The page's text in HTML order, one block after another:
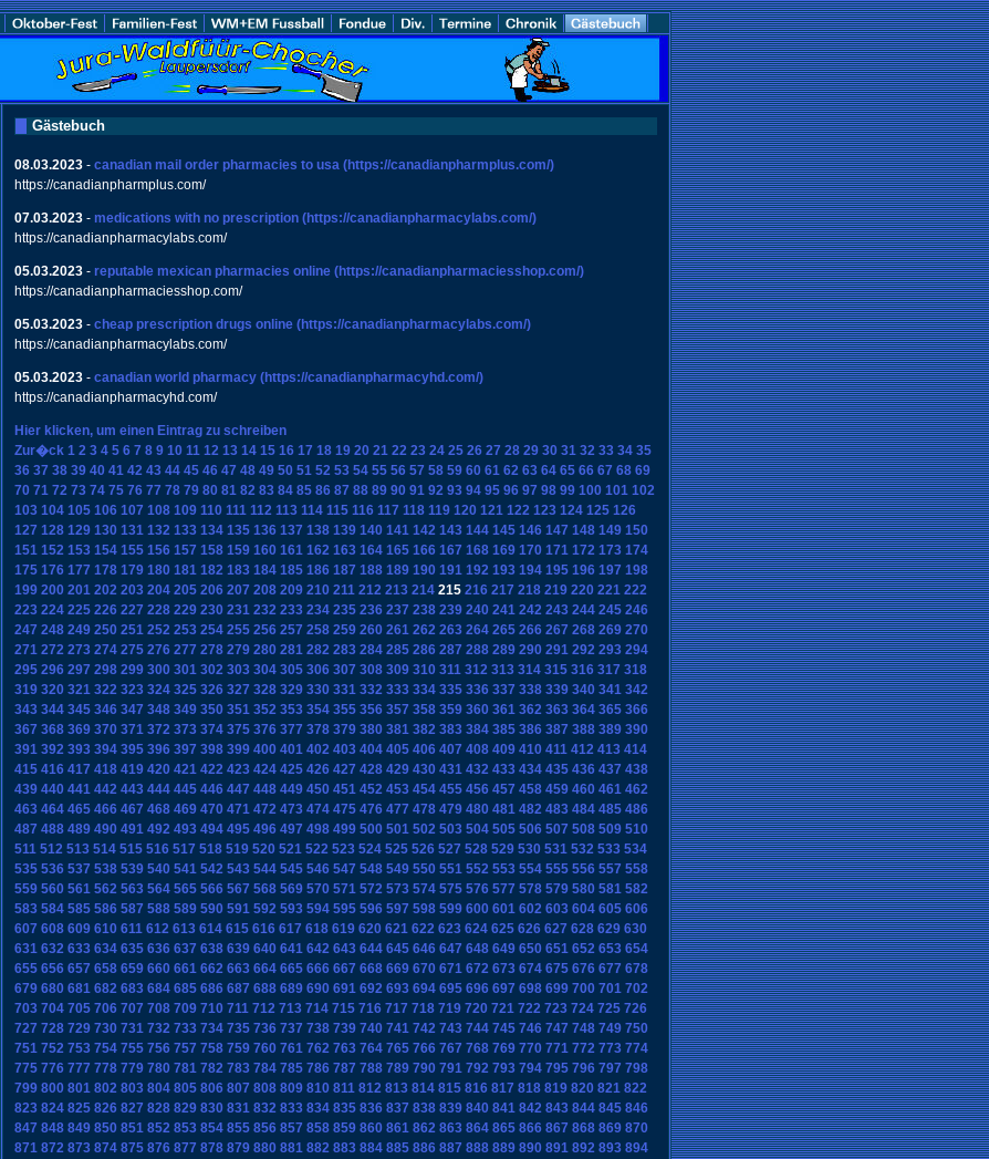
Gästebuch
08.03.2023 - canadian mail order pharmacies to usa (https://canadianpharmplus.com/)
https://canadianpharmplus.com/
07.03.2023 - medications with no prescription (https://canadianpharmacylabs.com/)
https://canadianpharmacylabs.com/
05.03.2023 - reputable mexican pharmacies online (https://canadianpharmaciesshop.com/)
https://canadianpharmaciesshop.com/
05.03.2023 - cheap prescription drugs online (https://canadianpharmacylabs.com/)
https://canadianpharmacylabs.com/
05.03.2023 - canadian world pharmacy (https://canadianpharmacyhd.com/)
https://canadianpharmacyhd.com/
Hier klicken, um einen Eintrag zu schreiben
Zur�ck 1 2 3 4 5 6 7 8 9 10 11 12 13 14 15 16 17 18 19 20 21 22 23 24 25 26 27 28 29 30 31 32 33 34 35
36 37 38 39 40 41 42 43 44 45 46 47 48 49 50 51 52 53 54 55 56 57 58 59 60 61 62 63 64 65 66 67 68 69
70 71 72 73 74 75 76 77 78 79 80 81 82 83 84 85 86 87 88 89 90 91 92 93 94 95 96 97 98 99 100 101 102
103 104 105 106 107 108 109 110 111 112 113 114 115 116 117 118 119 120 121 122 123 124 125 126
127 128 129 130 131 132 133 134 135 136 137 138 139 140 141 142 143 144 145 146 147 148 149 150
151 152 153 154 155 156 157 158 159 160 161 162 163 164 165 166 167 168 169 170 171 172 173 174
175 176 177 178 179 180 181 182 183 184 185 186 187 188 189 190 191 192 193 194 195 196 197 198
199 200 201 202 203 204 205 206 207 208 209 210 211 212 213 214 215 216 217 218 219 220 221 222
223 224 225 226 227 228 229 230 231 232 233 234 235 236 237 238 239 240 241 242 243 244 245 246
247 248 249 250 251 252 253 254 255 256 257 258 259 260 261 262 263 264 265 266 267 268 269 270
271 272 273 274 275 276 277 278 279 280 281 282 283 284 285 286 287 288 289 290 291 292 293 294
295 296 297 298 299 300 301 302 303 304 305 306 307 308 309 310 311 312 313 314 315 316 317 318
319 320 321 322 323 324 325 326 327 328 329 330 331 332 333 334 335 336 337 338 339 340 341 342
343 344 345 346 347 348 349 350 351 352 353 354 355 356 357 358 359 360 361 362 363 364 365 366
367 368 369 370 371 372 373 374 375 376 377 378 379 380 381 382 383 384 385 386 387 388 389 390
391 392 393 394 395 396 397 398 399 400 401 402 403 404 405 406 407 408 409 410 411 412 413 414
415 416 417 418 419 420 421 422 423 424 425 426 427 428 429 430 431 432 433 434 435 436 437 438
439 440 441 442 443 444 445 446 447 448 449 450 451 452 453 454 455 456 457 458 459 460 461 462
463 464 465 466 467 468 469 470 471 472 473 474 475 476 477 478 479 480 481 482 483 484 485 486
487 488 489 490 491 492 493 494 495 496 497 498 499 500 501 502 503 504 505 506 507 508 509 510
511 512 513 514 515 516 517 518 519 520 521 522 523 524 525 526 527 528 529 530 531 532 533 534
535 536 537 538 539 540 541 542 543 544 545 546 547 548 549 550 551 552 553 554 555 556 557 558
559 560 561 562 563 564 565 566 567 568 569 570 571 572 573 574 575 576 577 578 579 580 581 582
583 584 585 586 587 588 589 590 591 592 593 594 595 596 597 598 599 600 601 602 603 604 605 606
607 608 609 610 611 612 613 614 615 616 617 618 619 620 621 622 623 624 625 626 627 628 629 630
631 632 633 634 635 636 637 638 639 640 641 642 643 644 645 646 647 648 649 650 651 652 653 654
655 656 657 658 659 660 661 662 663 664 665 666 667 668 669 670 671 672 673 674 675 676 677 678
679 680 681 682 683 684 685 686 687 688 689 690 691 692 693 694 695 696 697 698 699 700 701 702
703 704 705 706 707 708 709 710 711 712 713 714 715 716 717 718 719 720 721 722 723 724 725 726
727 728 729 730 731 732 733 734 735 736 737 738 739 740 741 742 743 744 745 746 747 748 749 750
751 752 753 754 755 756 757 758 759 760 761 762 763 764 765 766 767 768 769 770 771 772 773 774
775 776 777 778 779 780 781 782 783 784 785 786 787 788 789 790 791 792 793 794 795 796 797 798
799 800 801 802 803 804 805 806 807 808 809 810 811 812 813 814 815 816 817 818 819 820 821 822
823 824 825 826 827 828 829 830 831 832 833 834 835 836 837 838 839 840 841 842 843 844 845 846
847 848 849 850 851 852 853 854 855 856 857 858 859 860 861 862 863 864 865 866 867 868 869 870
871 872 873 874 875 876 877 878 879 880 881 882 883 884 885 886 887 888 889 890 891 892 893 894